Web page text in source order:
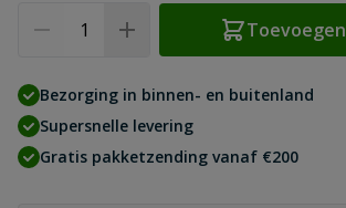
Toevoegen
Bezorging in binnen- en buitenland
Supersnelle levering
Gratis pakketzending vanaf €200